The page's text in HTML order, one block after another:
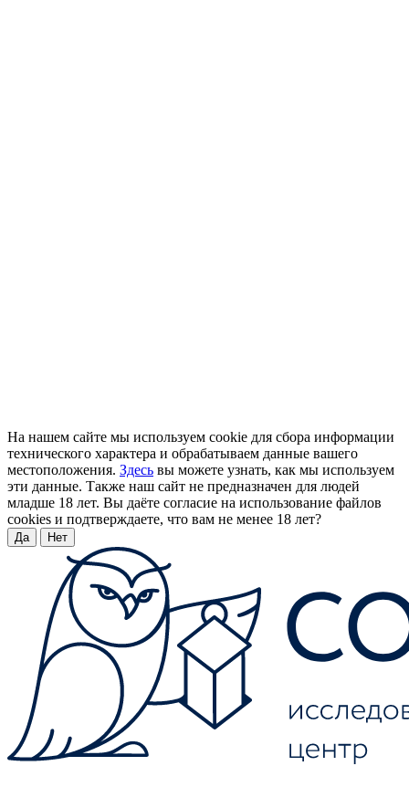
На нашем сайте мы используем cookie для сбора информации
технического характера и обрабатываем данные вашего
местоположения. Здесь вы можете узнать, как мы используем
эти данные. Также наш сайт не предназначен для людей
младше 18 лет. Вы даёте согласие на использование файлов
cookies и подтверждаете, что вам не менее 18 лет?
Да Нет